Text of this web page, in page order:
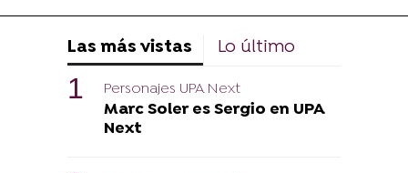
Las más vistas Lo último
Personajes UPA Next
Marc Soler es Sergio en UPA
Next